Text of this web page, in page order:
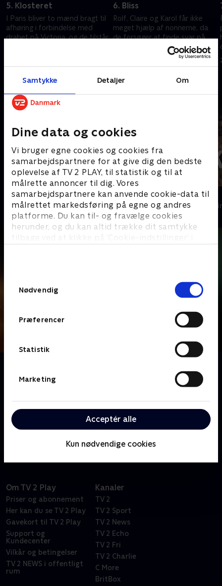
Samtykke Detaljer Om
Dine data og cookies
Vi bruger egne cookies og cookies fra
samarbejdspartnere for at give dig den bedste
oplevelse af TV 2 PLAY, til statistik og til at
målrette annoncer til dig. Vores
samarbejdspartnere kan anvende cookie-data til
målrettet markedsføring på egne og andres
platforme. Du kan til- og fravælge cookies
herunder, og du kan altid trække dit samtykke
tilbage ved at klikke på ’Cookie-indstillinger’ i
Nødvendig
Præferencer
Statistik
Marketing
Acceptér alle
Kun nødvendige cookies
5. Klosteret
I Paris bliver to mænd bragt til
afhøring i forbindelse med
drabet på Victoria, og de tilstår
6. Bliss
Rolf, Claire og Karol får ikke
meget hjælp af nonnerne, da
de forsøger at finde svar på
klosteret i Polen, men Rolf får
alligevel fat i værdifuldt
materiale.
14. oktober 2019 • 40 min
Andre så også
Hvide Sande
Krimi & Spænding • 2 sæsoner
Kriger
Krimi &
Anders W. Berthelsen spiller betjenten Rolf, hvis
datter forsvandt på mystisk vis i forbindelse med en
pige. Da det viser sig, at der er systemfejl i
Rigspolitiets DNA-register, genoptages den gamle
skjult dagsorden: Han håber endelig at finde ud af,
hvad der skete med hans egen datter.
Om TV 2 Play
Priser og abonnement
Her kan du se TV 2 Play
Gavekort til TV 2 Play
Support og
Kundecenter
Vilkår og betingelser
TV 2 NEWS i offentligt
rum
Kanaler
TV 2
TV 2 Sport
TV 2 News
TV 2 Echo
TV 2 Fri
TV 2 Charlie
C More
BritBox